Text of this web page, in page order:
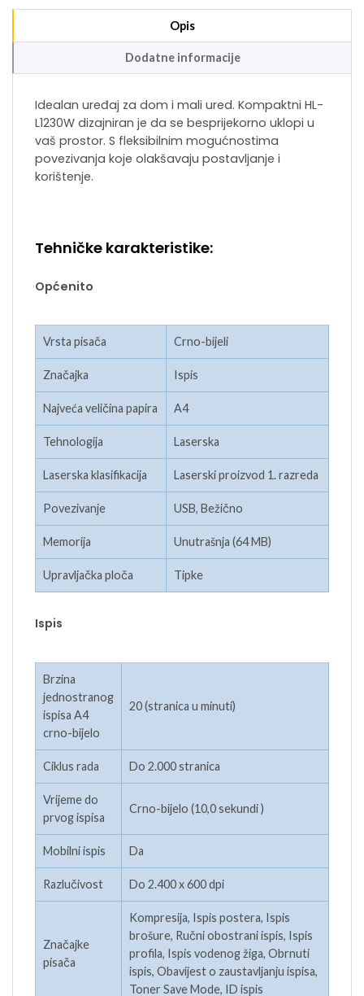
Opis
Dodatne informacije
Idealan uređaj za dom i mali ured. Kompaktni HL-
L1230W dizajniran je da se besprijekorno uklopi u
vaš prostor. S fleksibilnim mogućnostima
povezivanja koje olakšavaju postavljanje i
korištenje.
Tehničke karakteristike:
Općenito
Vrsta pisača Crno-bijeli
Značajka Ispis
Najveća veličina papira A4
Tehnologija Laserska
Laserska klasifikacija Laserski proizvod 1. razreda
Povezivanje USB, Bežično
Memorija Unutrašnja (64 MB)
Upravljačka ploča Tipke
Ispis
Brzina
jednostranog
ispisa A4
crno-bijelo
20 (stranica u minuti)
Ciklus rada Do 2.000 stranica
Vrijeme do
prvog ispisa
Crno-bijelo (10,0 sekundi )
Mobilni ispis Da
Razlučivost Do 2.400 x 600 dpi
Značajke
pisača
Kompresija, Ispis postera, Ispis
brošure, Ručni obostrani ispis, Ispis
profila, Ispis vodenog žiga, Obrnuti
ispis, Obavijest o zaustavljanju ispisa,
Toner Save Mode, ID ispis